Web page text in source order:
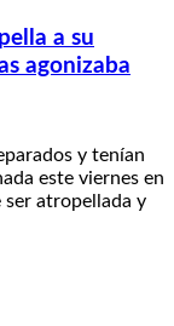
a su
agonizaba
y tenían
este viernes en
ser atropellada y